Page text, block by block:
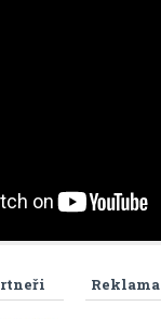
Reklama